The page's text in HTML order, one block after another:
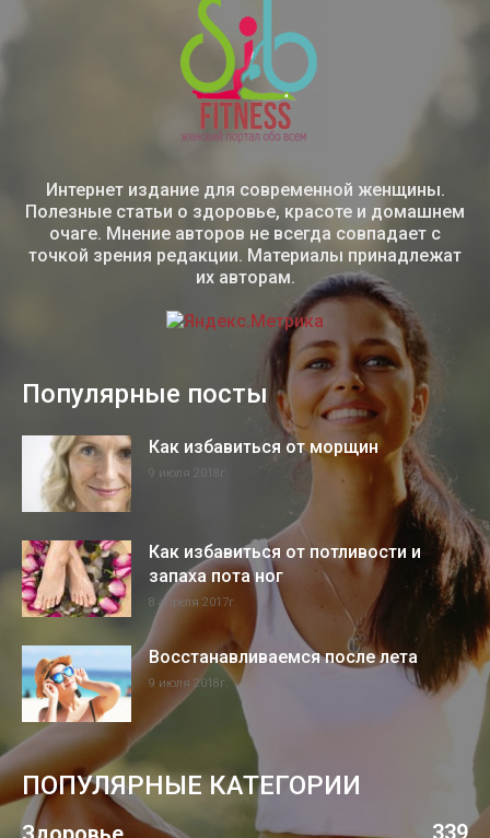
Интернет издание для современной женщины.
Полезные статьи о здоровье, красоте и домашнем
очаге. Мнение авторов не всегда совпадает с
точкой зрения редакции. Материалы принадлежат
их авторам.
Популярные посты
Как избавиться от морщин
9 июля 2018г.
Как избавиться от потливости и
запаха пота ног
8 апреля 2017г.
Восстанавливаемся после лета
9 июля 2018г.
ПОПУЛЯРНЫЕ КАТЕГОРИИ